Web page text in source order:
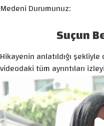
Medeni Durumunuz:
Suçun
Hikayenin anlatıldığı
videodaki tüm ayrıntıları